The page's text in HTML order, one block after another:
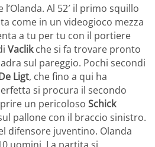
Al 52′ il primo squillo
come in un videogioco mezza
a tu per tu con il portiere
Vaclikche si fa trovare pronto
sul pareggio. Pochi secondi
Ligt, che fino a qui ha
si procura il secondo
un pericoloso Schick
pallone con il braccio sinistro.
difensore juventino. Olanda